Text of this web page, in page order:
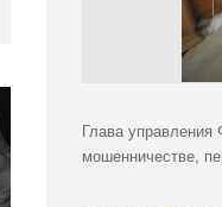
Глава
мошенничестве,